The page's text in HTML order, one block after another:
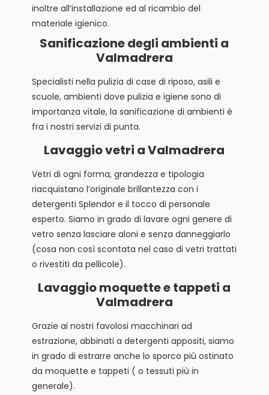
inoltre all’installazione ed al ricambio del
materiale igienico.
Sanificazione degli ambienti a
Valmadrera
Specialisti nella pulizia di case di riposo, asili e
scuole, ambienti dove pulizia e igiene sono di
importanza vitale, la sanificazione di ambienti è
fra i nostri servizi di punta.
Lavaggio vetri a Valmadrera
Vetri di ogni forma, grandezza e tipologia
riacquistano l’originale brillantezza con i
detergenti Splendor e il tocco di personale
esperto. Siamo in grado di lavare ogni genere di
vetro senza lasciare aloni e senza danneggiarlo
(cosa non così scontata nel caso di vetri trattati
o rivestiti da pellicole).
Lavaggio moquette e tappeti a
Valmadrera
Grazie ai nostri favolosi macchinari ad
estrazione, abbinati a detergenti appositi, siamo
in grado di estrarre anche lo sporco più ostinato
da moquette e tappeti ( o tessuti più in
generale).